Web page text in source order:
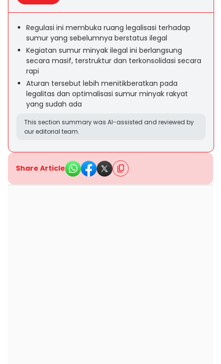
Regulasi ini membuka ruang legalisasi terhadap
sumur yang sebelumnya berstatus ilegal
Kegiatan sumur minyak ilegal ini berlangsung
secara masif, terstruktur dan terkonsolidasi secara
rapi
Aturan tersebut lebih menitikberatkan pada
legalitas dan optimalisasi sumur minyak rakyat
yang sudah ada
This section summary was AI-assisted and reviewed by
our editorial team.
Share Article